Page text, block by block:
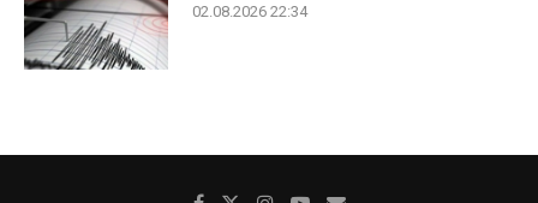
02.08.2026 22:34